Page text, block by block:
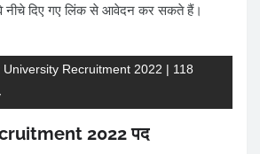
नीचे दिए गए लिंक से आवेदन कर सकते हैं।
University Recruitment 2022 | 118
2022 पद